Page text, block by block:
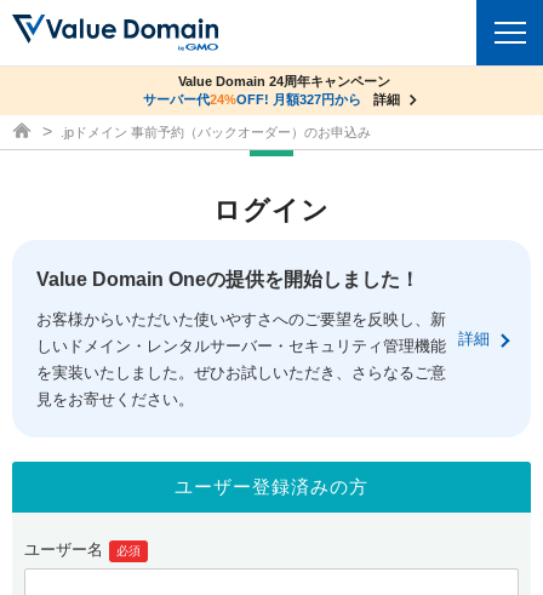
ドメイントップ
ドメイン移管
ドメイン価格一覧
ドメイン一括検索
.jpドメインオークション
gTLDオークション NEW!
.jpドメインバックオーダー
コアサーバー
バリューサーバー
XREA
セキュリティトップ
Value Domain ネットde診断
SSL証明書
サービストップ
お得意様割引
紹介制度
facebook
ログイン
co.jpドメイン✕コアサーバーV2ビジネス応援キャンペーン
サーバー料金1年間無料
詳細
Value Domain 24周年キャンペーン
サーバー代24%OFF! 月額327円から 詳細
ドメイン取得ならバリュードメイン
.jpドメイン 事前予約（バックオーダー）のお申込み
ログイン
Value Domain Oneの提供を開始しました！
お客様からいただいた使いやすさへのご要望を反映し、新
しいドメイン・レンタルサーバー・セキュリティ管理機能
を実装いたしました。ぜひお試しいただき、さらなるご意
見をお寄せください。
詳細
ユーザー登録済みの方
ユーザー名 必須